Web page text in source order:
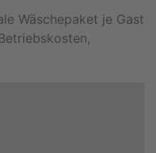
Wäschepaket je Gast